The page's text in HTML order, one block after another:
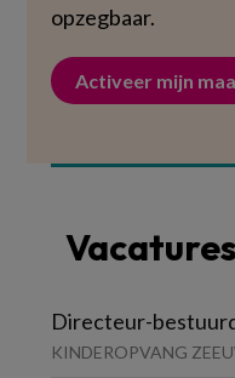
opzegbaar.
Activeer mijn
Vacatures
Directeur-
KINDEROPVANG